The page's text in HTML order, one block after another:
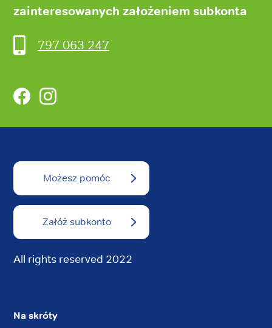
zainteresowanych założeniem subkonta
797 063 247
FacebookInstagram
Możesz pomóc
Załóż subkonto
All rights reserved 2022
Na skróty